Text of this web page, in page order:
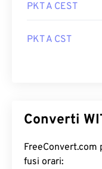
PKT A CEST
PKT A CST
Converti
FreeConvert.com
fusi orari: